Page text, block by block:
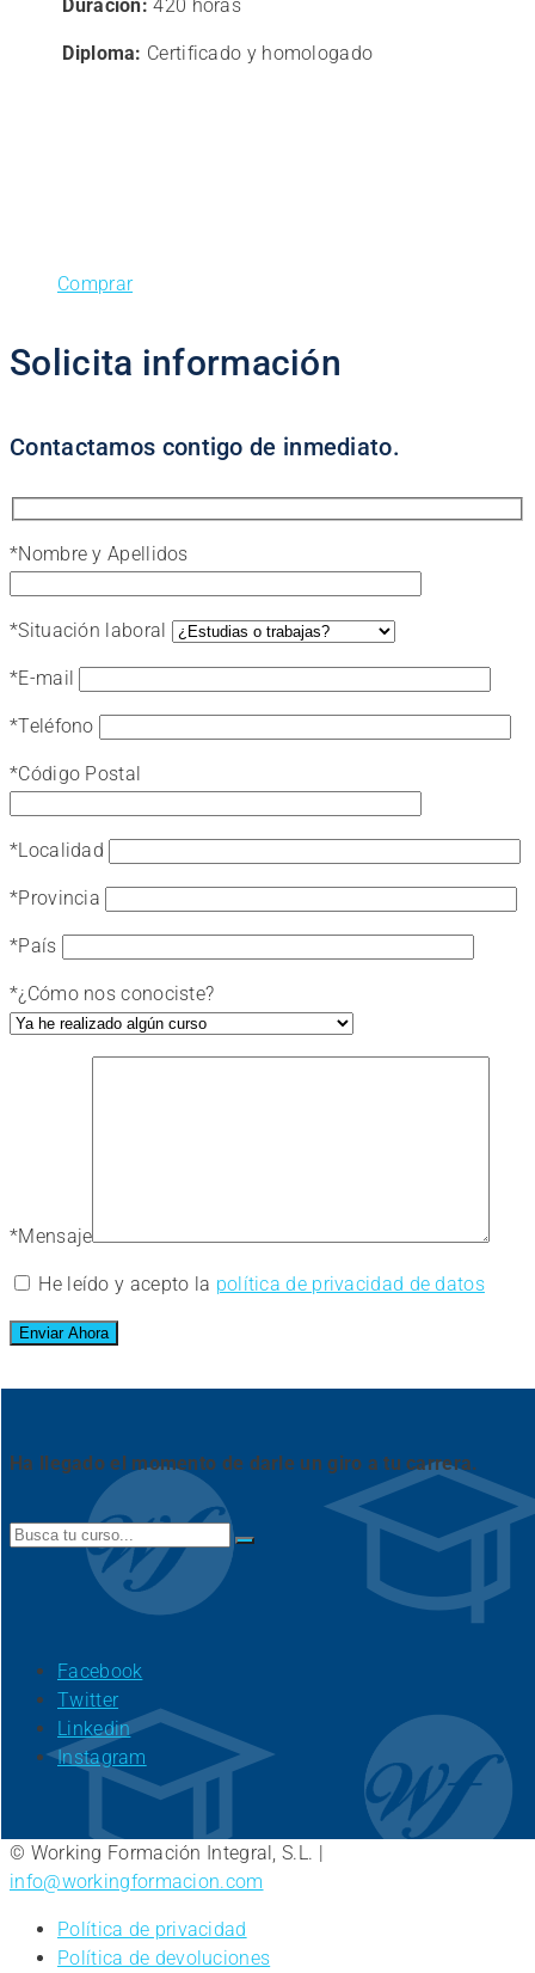
Duración: 420 horas
Diploma: Certificado y homologado
Comprar
Solicita información
Contactamos contigo de inmediato.
*Nombre y Apellidos
*Situación laboral
*E-mail
*Teléfono
*Código Postal
*Localidad
*Provincia
*País
*¿Cómo nos conociste?
*Mensaje
He leído y acepto la política de privacidad de datos
Ha llegado el momento de darle un giro a tu carrera.
Search
Facebook
Twitter
Linkedin
Instagram
© Working Formación Integral, S.L. |
info@workingformacion.com
Política de privacidad
Política de devoluciones